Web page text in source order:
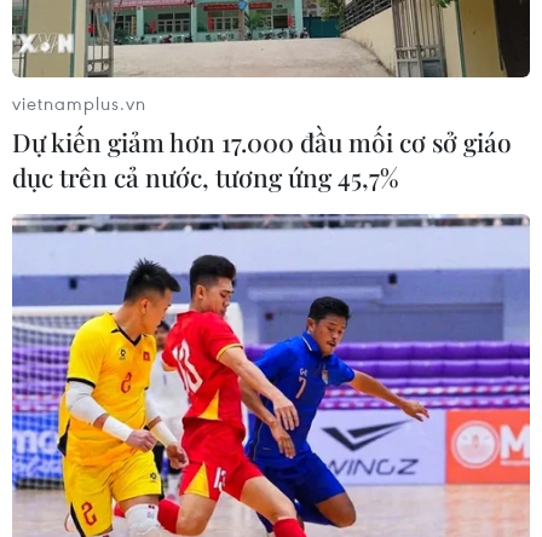
Kinh tế Thủ đô năm 2024 và ba kịch bản
tăng trưởng trong năm 2025
12/12/2024 07:50
Chủ tịch Ủy ban Nhân dân thành phố Trần Sỹ Thanh cho
biết lần đầu tiên thành phố thu ngân sách vượt 500.000
tỷ đồng; thành phố đã hoàn thành 23/24 chỉ tiêu kinh tế-
xã hội, có 6 chỉ tiêu vượt kế hoạch.
vietnamplus.vn
Dự kiến giảm hơn 17.000 đầu mối cơ sở giáo
dục trên cả nước, tương ứng 45,7%